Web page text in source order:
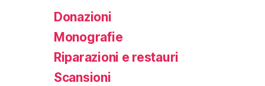
Donazioni
Monografie
Riparazioni e restauri
Scansioni